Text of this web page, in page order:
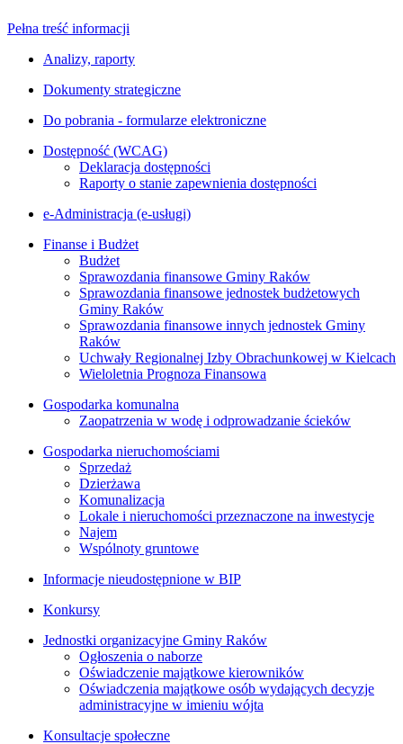
Pełna treść informacji
Analizy, raporty
Dokumenty strategiczne
Do pobrania - formularze elektroniczne
Dostępność (WCAG)
Deklaracja dostępności
Raporty o stanie zapewnienia dostępności
e-Administracja (e-usługi)
Finanse i Budżet
Budżet
Sprawozdania finansowe Gminy Raków
Sprawozdania finansowe jednostek budżetowych
Gminy Raków
Sprawozdania finansowe innych jednostek Gminy
Raków
Uchwały Regionalnej Izby Obrachunkowej w Kielcach
Wieloletnia Prognoza Finansowa
Gospodarka komunalna
Zaopatrzenia w wodę i odprowadzanie ścieków
Gospodarka nieruchomościami
Sprzedaż
Dzierżawa
Komunalizacja
Lokale i nieruchomości przeznaczone na inwestycje
Najem
Wspólnoty gruntowe
Informacje nieudostępnione w BIP
Konkursy
Jednostki organizacyjne Gminy Raków
Ogłoszenia o naborze
Oświadczenie majątkowe kierowników
Oświadczenia majątkowe osób wydających decyzje
administracyjne w imieniu wójta
Konsultacje społeczne